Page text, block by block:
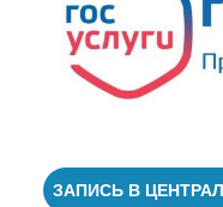
ЗАПИСЬ В